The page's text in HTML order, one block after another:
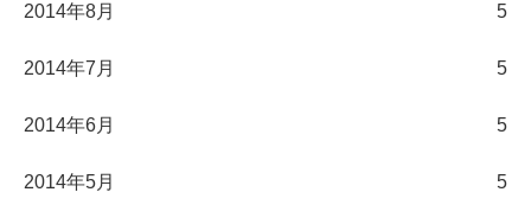
2014年8月 5
2014年7月 5
2014年6月 5
2014年5月 5